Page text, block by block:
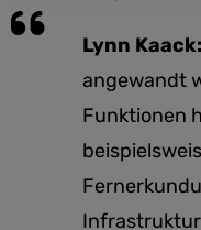
Lynn Kaack:
angewandt
Funktionen